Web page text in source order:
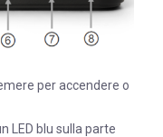
per accendere o
LED blu sulla parte